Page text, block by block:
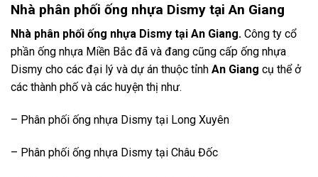
Nhà phân phối ống nhựa Dismy tại An Giang
Nhà phân phối ống nhựa Dismy tại An Giang. Công ty cổ
phần ống nhựa Miền Bắc đã và đang cũng cấp ống nhựa
Dismy cho các đại lý và dự án thuộc tỉnh An Giang cụ thể ở
các thành phố và các huyện thị như.
– Phân phối ống nhựa Dismy tại Long Xuyên
– Phân phối ống nhựa Dismy tại Châu Đốc